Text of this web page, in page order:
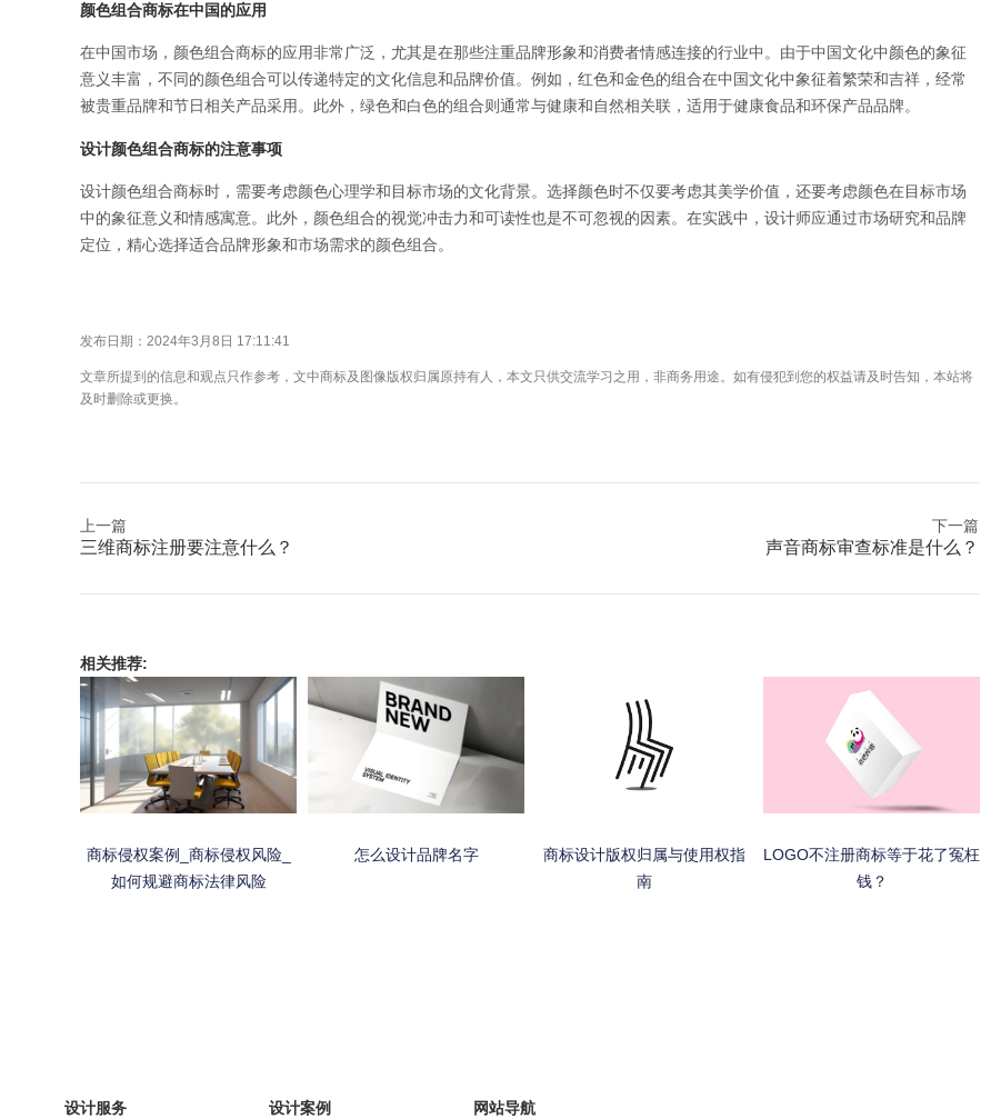
颜色组合商标在中国的应用
在中国市场，颜色组合商标的应用非常广泛，尤其是在那些注重品牌形象和消费者情感连接的行业中。由于中国文化中颜色的象征
意义丰富，不同的颜色组合可以传递特定的文化信息和品牌价值。例如，红色和金色的组合在中国文化中象征着繁荣和吉祥，经常
被贵重品牌和节日相关产品采用。此外，绿色和白色的组合则通常与健康和自然相关联，适用于健康食品和环保产品品牌。
设计颜色组合商标的注意事项
设计颜色组合商标时，需要考虑颜色心理学和目标市场的文化背景。选择颜色时不仅要考虑其美学价值，还要考虑颜色在目标市场
中的象征意义和情感寓意。此外，颜色组合的视觉冲击力和可读性也是不可忽视的因素。在实践中，设计师应通过市场研究和品牌
定位，精心选择适合品牌形象和市场需求的颜色组合。
发布日期：2024年3月8日 17:11:41
文章所提到的信息和观点只作参考，文中商标及图像版权归属原持有人，本文只供交流学习之用，非商务用途。如有侵犯到您的权益请及时告知，本站将
及时删除或更换。
上一篇
三维商标注册要注意什么？
下一篇
声音商标审查标准是什么？
相关推荐:
商标侵权案例_商标侵权风险_
如何规避商标法律风险
怎么设计品牌名字
商标设计版权归属与使用权指
南
LOGO不注册商标等于花了冤枉
钱？
设计服务 设计案例 网站导航